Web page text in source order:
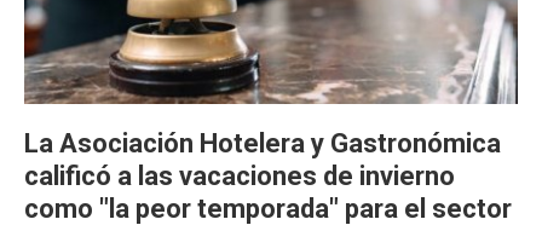
La Asociación Hotelera y Gastronómica
calificó a las vacaciones de invierno
como "la peor temporada" para el sector